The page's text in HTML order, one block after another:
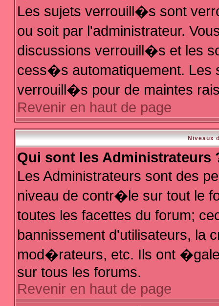
Les sujets verrouill�s sont
ou soit par l'administrateur.
discussions verrouill�s et les
cess�s automatiquement.
verrouill�s pour de maintes
Revenir en haut de page
Niveaux
Qui sont les Administrateurs
Les Administrateurs sont des
niveau de contr�le sur tout le
toutes les facettes du forum;
bannissement d'utilisateurs, la
mod�rateurs, etc. Ils ont
sur tous les forums.
Revenir en haut de page